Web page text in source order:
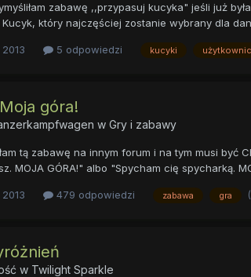
zabawę ,,przypasuj kucyka" jeśli już
który najczęściej zostanie wybrany dla
5 odpowiedzi kucyki
góra!
w Gry i zabawy
tą zabawę na innym forum i na tym musi
MOJA GÓRA!" albo "Spycham cię spycharką.
479 odpowiedzi zabawa gra
w Twilight Sparkle